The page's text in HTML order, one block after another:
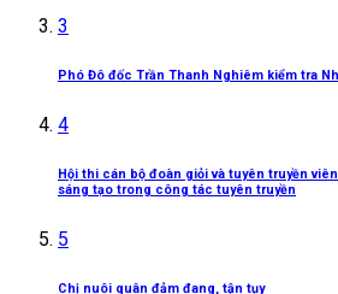
3
Phó Đô đốc Trần Thanh Nghiêm kiểm tra
4
Hội thi cán bộ đoàn giỏi và tuyên truyền
sáng tạo trong công tác tuyên truyền
5
Chị nuôi quân đảm đang, tận tụy